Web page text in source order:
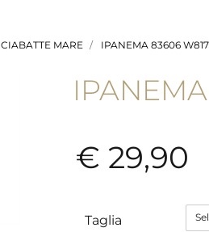
CIABATTE MARE IPANEMA 83606 W817
€ 29,90
Taglia